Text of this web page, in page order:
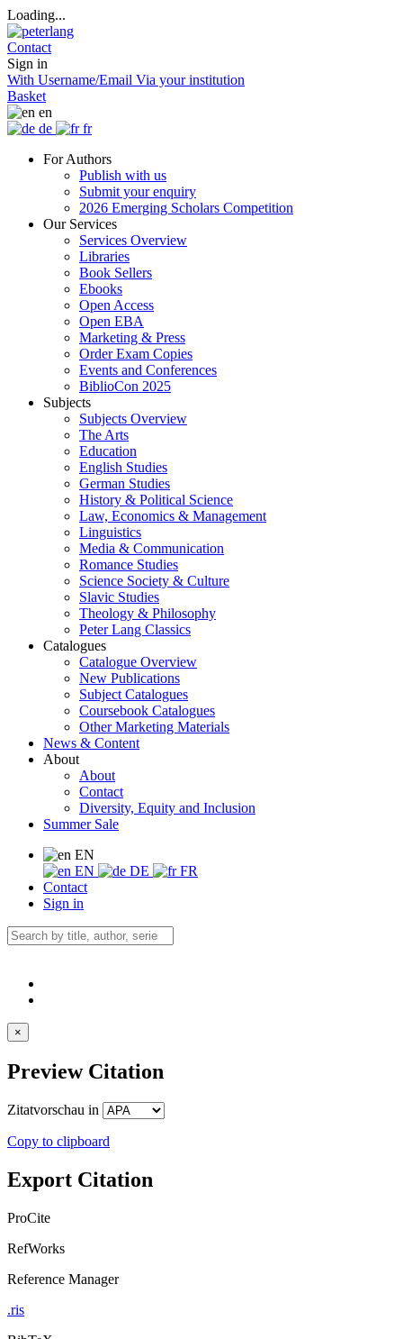
Loading...
Contact
Sign in
With Username/Email Via your institution
Basket
en
de
fr
For Authors
Publish with us
Submit your enquiry
2026 Emerging Scholars Competition
Our Services
Services Overview
Libraries
Book Sellers
Ebooks
Open Access
Open EBA
Marketing & Press
Order Exam Copies
Events and Conferences
BiblioCon 2025
Subjects
Subjects Overview
The Arts
Education
English Studies
German Studies
History & Political Science
Law, Economics & Management
Linguistics
Media & Communication
Romance Studies
Science Society & Culture
Slavic Studies
Theology & Philosophy
Peter Lang Classics
Catalogues
Catalogue Overview
New Publications
Subject Catalogues
Coursebook Catalogues
Other Marketing Materials
News & Content
About
About
Contact
Diversity, Equity and Inclusion
Summer Sale
EN
EN
DE
FR
Contact
Sign in
×
Preview Citation
Zitatvorschau in
Copy to clipboard
Export Citation
ProCite
RefWorks
Reference Manager
.ris